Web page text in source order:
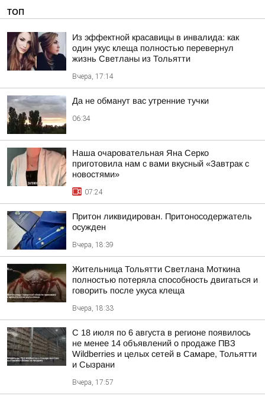
ТОП
Из эффектной красавицы в инвалида: как
один укус клеща полностью перевернул
жизнь Светланы из Тольятти
Вчера, 17:14
Да не обманут вас утренние тучки
06:34
Наша очаровательная Яна Серко
приготовила нам с вами вкусный «Завтрак с
новостями»
07:24
Притон ликвидирован. Притоносодержатель
осужден
Вчера, 18:39
Жительница Тольятти Светлана Моткина
полностью потеряла способность двигаться и
говорить после укуса клеща
Вчера, 18:33
С 18 июля по 6 августа в регионе появилось
не менее 14 объявлений о продаже ПВЗ
Wildberries и целых сетей в Самаре, Тольятти
и Сызрани
Вчера, 17:57